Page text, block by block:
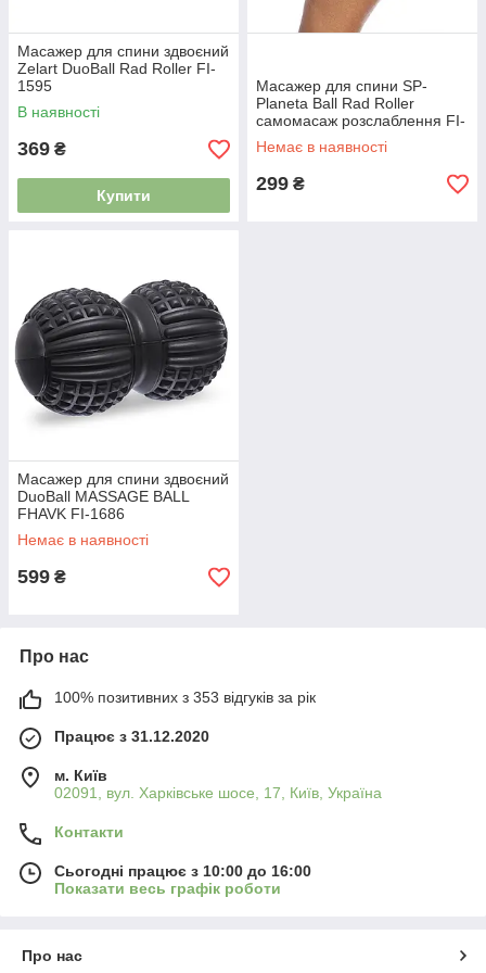
Масажер для спини здвоєний
Zelart DuoBall Rad Roller FI-
1595
В наявності
369 ₴
Купити
Масажер для спини SP-
Planeta Ball Rad Roller
самомасаж розслаблення FI-
7072 синій
Немає в наявності
299 ₴
Масажер для спини здвоєний
DuoBall MASSAGE BALL
FHAVK FI-1686
Немає в наявності
599 ₴
Про нас
100% позитивних з 353 відгуків за рік
Працює з 31.12.2020
м. Київ
02091, вул. Харківське шосе, 17, Київ, Україна
Контакти
Сьогодні працює з 10:00 до 16:00
Показати весь графік роботи
Про нас